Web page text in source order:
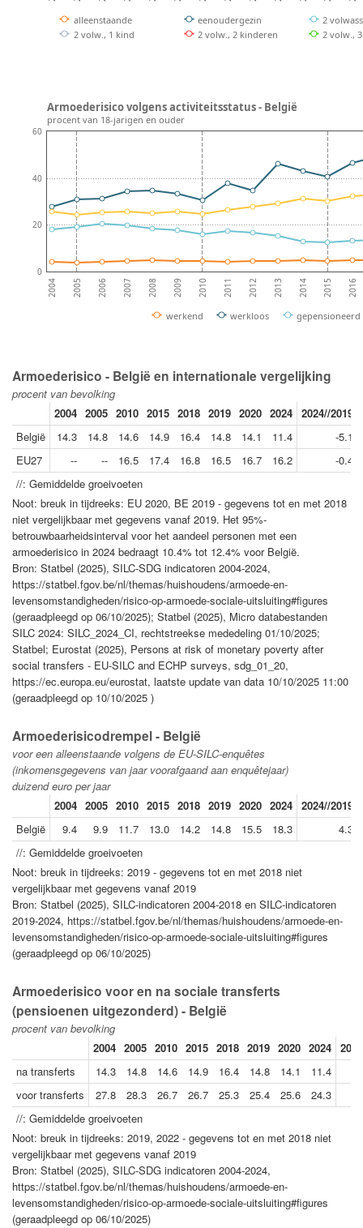
alleenstaande eenoudergezin
2
2 volw., 1 kind
2 volw., 2 kinderen 2 volw.,
2004 2005 2006 2007 2008 2009 2010 2011 2012 2013 2014 2015 2016
0
20
40
60
werkend werkloos gepensioneerd
Armoederisico volgens activiteitsstatus - België
procent van 18-jarigen en ouder
Armoederisico - België en internationale vergelijking
procent van bevolking
2004 2005 2010 2015 2018 2019 2020 2024 2024//2019
België
14.3 14.8 14.6 14.9 16.4 14.8 14.1 11.4
-5.1
EU27
-- -- 16.5 17.4 16.8 16.5 16.7 16.2
-0.4
//: Gemiddelde groeivoeten
Noot: breuk in tijdreeks: EU 2020, BE 2019 - gegevens tot en met 2018
niet vergelijkbaar met gegevens vanaf 2019. Het 95%-
betrouwbaarheidsinterval voor het aandeel personen met een
armoederisico in 2024 bedraagt 10.4% tot 12.4% voor België.
Bron: Statbel (2025), SILC-SDG indicatoren 2004-2024,
https://statbel.fgov.be/nl/themas/huishoudens/armoede-en-
levensomstandigheden/risico-op-armoede-sociale-uitsluiting#figures
(geraadpleegd op 06/10/2025); Statbel (2025), Micro databestanden
SILC 2024: SILC_2024_CI, rechtstreekse mededeling 01/10/2025;
Statbel; Eurostat (2025), Persons at risk of monetary poverty after
social transfers - EU-SILC and ECHP surveys, sdg_01_20,
https://ec.europa.eu/eurostat, laatste update van data 10/10/2025 11:00
(geraadpleegd op 10/10/2025 )
Armoederisicodrempel - België
voor een alleenstaande volgens de EU-SILC-enquêtes
(inkomensgegevens van jaar voorafgaand aan enquêtejaar)
duizend euro per jaar
2004 2005 2010 2015 2018 2019 2020 2024 2024//2019
België
9.4 9.9 11.7 13.0 14.2 14.8 15.5 18.3
4.3
//: Gemiddelde groeivoeten
Noot: breuk in tijdreeks: 2019 - gegevens tot en met 2018 niet
vergelijkbaar met gegevens vanaf 2019
Bron: Statbel (2025), SILC-indicatoren 2004-2018 en SILC-indicatoren
2019-2024, https://statbel.fgov.be/nl/themas/huishoudens/armoede-en-
levensomstandigheden/risico-op-armoede-sociale-uitsluiting#figures
(geraadpleegd op 06/10/2025)
Armoederisico voor en na sociale transferts
(pensioenen uitgezonderd) - België
procent van bevolking
2004 2005 2010 2015 2018 2019 2020 2024
na transferts
14.3 14.8 14.6 14.9 16.4 14.8 14.1
11.4
voor transferts
27.8 28.3 26.7 26.7 25.3 25.4 25.6
24.3
//: Gemiddelde groeivoeten
Noot: breuk in tijdreeks: 2019, 2022 - gegevens tot en met 2018 niet
vergelijkbaar met gegevens vanaf 2019
Bron: Statbel (2025), SILC-SDG indicatoren 2004-2024,
https://statbel.fgov.be/nl/themas/huishoudens/armoede-en-
levensomstandigheden/risico-op-armoede-sociale-uitsluiting#figures
(geraadpleegd op 06/10/2025)